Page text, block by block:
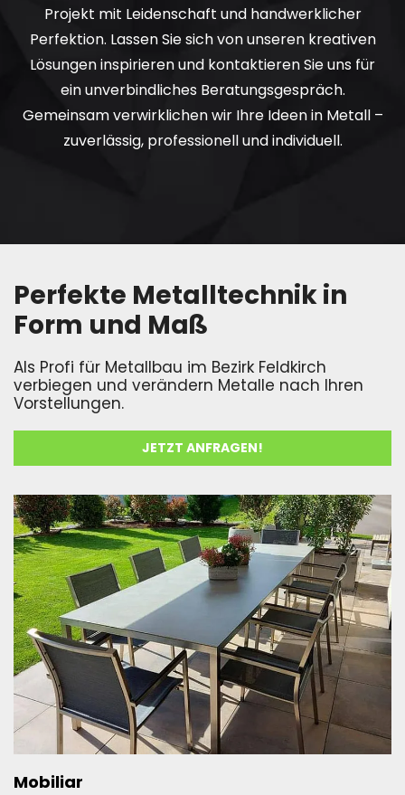
Projekt mit Leidenschaft und handwerklicher
Perfektion. Lassen Sie sich von unseren kreativen
Lösungen inspirieren und kontaktieren Sie uns für
ein unverbindliches Beratungsgespräch.
Gemeinsam verwirklichen wir Ihre Ideen in Metall –
zuverlässig, professionell und individuell.
Perfekte Metalltechnik in
Form und Maß
Als Profi für Metallbau im Bezirk Feldkirch
verbiegen und verändern Metalle nach Ihren
Vorstellungen.
JETZT ANFRAGEN!
Mobiliar